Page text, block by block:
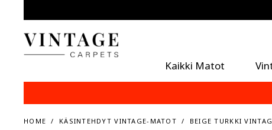
Kaikki Matot
HOME KÄSINTEHDYT VINTAGE-MATOT BEIGE TURKKI